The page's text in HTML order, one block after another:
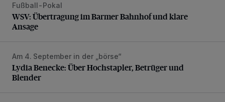
WSV: Übertragung im Barmer Bahnhof und klare Ansage
Fußball-Pokal
WSV: Übertragung im Barmer Bahnhof und klare
Ansage
Lydia Benecke: Über Hochstapler, Betrüger und Blender
Am 4. September in der „börse“
Lydia Benecke: Über Hochstapler, Betrüger und
Blender